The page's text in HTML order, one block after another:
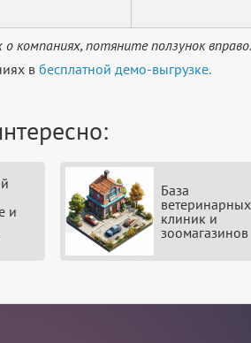
компаниях, потяните ползунок
вбесплатной демо-выгрузке.
и
База
ветеринарных
клиник и
зоомагазинов